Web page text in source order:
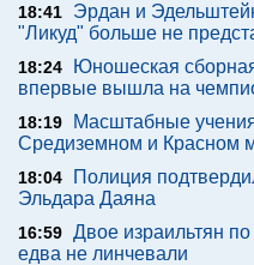
18:41
Эрдан и
"Ликуд" больше не
18:24
Юношеская
впервые вышла на
18:19
Масштабные
Средиземном и Красном
18:04
Полиция
Эльдара Даяна
16:59 Двое израильтян
едва не линчевали